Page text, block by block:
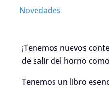
Novedades
¡Tenemos nuevos
de salir del horno
Tenemos un libro